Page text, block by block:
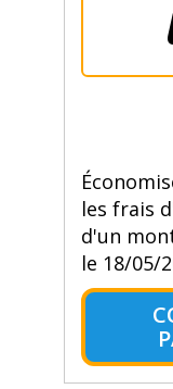
les frais
d'un
le 18/05/